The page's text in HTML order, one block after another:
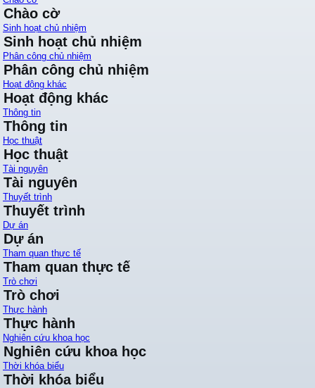
Chào cờ
Sinh hoạt chủ nhiệm
Sinh hoạt chủ nhiệm
Phân công chủ nhiệm
Phân công chủ nhiệm
Hoạt động khác
Hoạt động khác
Thông tin
Thông tin
Học thuật
Học thuật
Tài nguyên
Tài nguyên
Thuyết trình
Thuyết trình
Dự án
Dự án
Tham quan thực tế
Tham quan thực tế
Trò chơi
Trò chơi
Thực hành
Thực hành
Nghiên cứu khoa học
Nghiên cứu khoa học
Thời khóa biểu
Thời khóa biểu